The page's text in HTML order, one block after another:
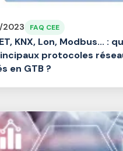
FAQ CEE
KNX, Lon, Modbus... :
protocoles
en GTB ?